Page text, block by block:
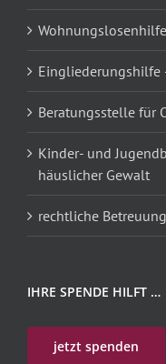
Eingliederungshilfe
Beratungsstelle für
Kinder- und
häuslicher Gewalt
rechtliche Betreuung
IHRE SPENDE HILFT …
jetzt spenden